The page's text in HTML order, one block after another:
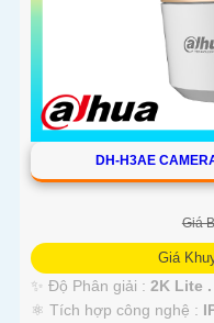
DH-H3AE
Giá
Giá
✨ Độ Phân giải : 2K Lite .
⚛️ Tích hợp công nghệ :